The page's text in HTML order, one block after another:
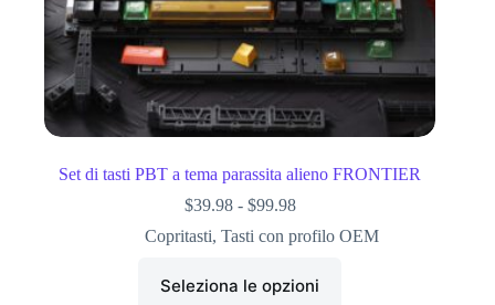
Set di tasti PBT a tema parassita alieno FRONTIER
$39.98 - $99.98
Copritasti,Tasti con profilo OEM
Seleziona le opzioni